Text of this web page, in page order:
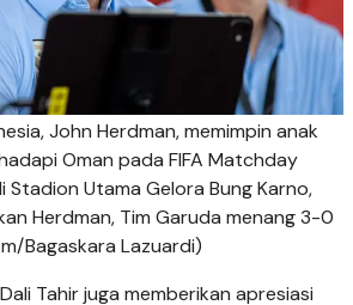
John Herdman, memimpin anak
Oman pada FIFA Matchday
Utama Gelora Bung Karno,
Herdman, Tim Garuda menang 3-0
Bagaskara Lazuardi)
Tahir juga memberikan apresiasi